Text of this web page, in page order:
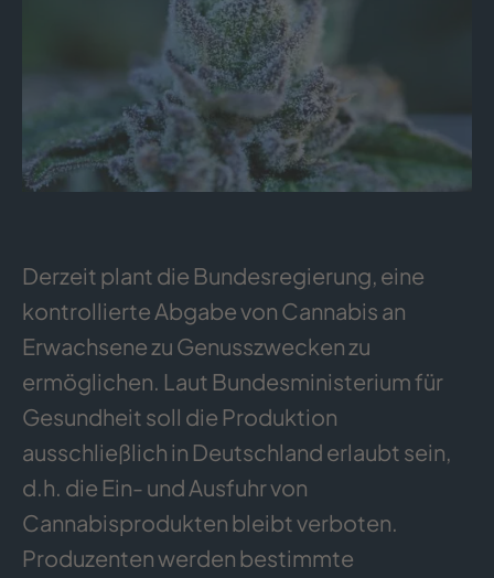
Derzeit plant die Bundesregierung, eine
kontrollierte Abgabe von Cannabis an
Erwachsene zu Genusszwecken zu
ermöglichen. Laut Bundesministerium für
Gesundheit soll die Produktion
ausschließlich in Deutschland erlaubt sein,
d.h. die Ein- und Ausfuhr von
Cannabisprodukten bleibt verboten.
Produzenten werden bestimmte